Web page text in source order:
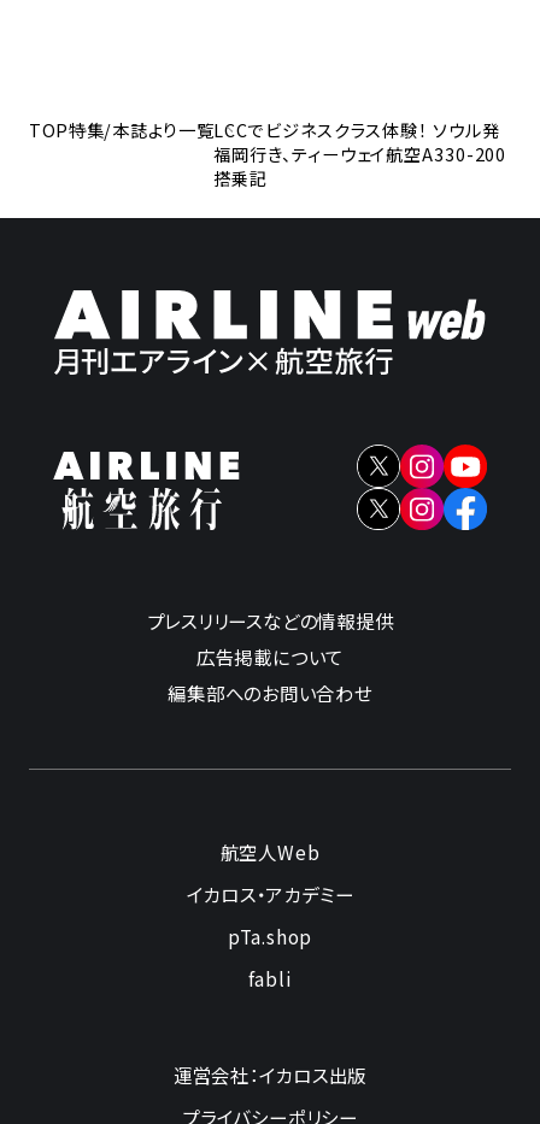
TOP特集/本誌より一覧LCCでビジネスクラス体験！ ソウル発
福岡行き、ティーウェイ航空A330-200
搭乗記
プレスリリースなどの情報提供
広告掲載について
編集部へのお問い合わせ
航空人Web
イカロス・アカデミー
pTa.shop
fabli
運営会社：イカロス出版
プライバシーポリシー